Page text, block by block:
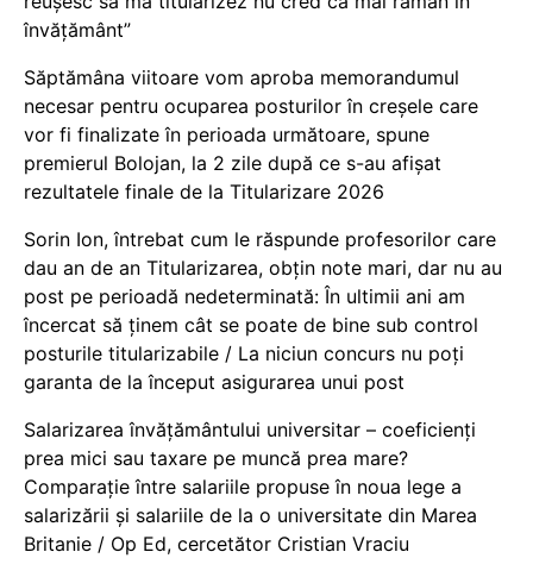
învățământ”
Săptămâna viitoare vom aproba memorandumul
necesar pentru ocuparea posturilor în creșele care
vor fi finalizate în perioada următoare, spune
premierul Bolojan, la 2 zile după ce s-au afișat
rezultatele finale de la Titularizare 2026
Sorin Ion, întrebat cum le răspunde profesorilor care
dau an de an Titularizarea, obțin note mari, dar nu au
post pe perioadă nedeterminată: În ultimii ani am
încercat să ținem cât se poate de bine sub control
posturile titularizabile / La niciun concurs nu poți
garanta de la început asigurarea unui post
Salarizarea învățământului universitar – coeficienți
prea mici sau taxare pe muncă prea mare?
Comparație între salariile propuse în noua lege a
salarizării și salariile de la o universitate din Marea
Britanie / Op Ed, cercetător Cristian Vraciu